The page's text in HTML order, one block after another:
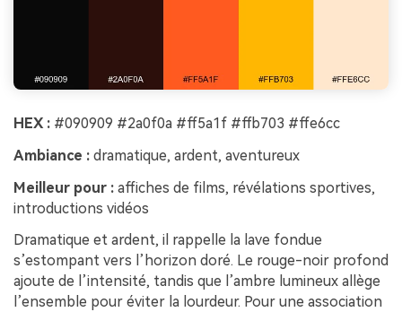
HEX : #090909 #2a0f0a #ff5a1f #ffb703 #ffe6cc
Ambiance : dramatique, ardent, aventureux
Meilleur pour : affiches de films, révélations sportives,
introductions vidéos
Dramatique et ardent, il rappelle la lave fondue
s’estompant vers l’horizon doré. Le rouge-noir profond
ajoute de l’intensité, tandis que l’ambre lumineux allège
l’ensemble pour éviter la lourdeur. Pour une association